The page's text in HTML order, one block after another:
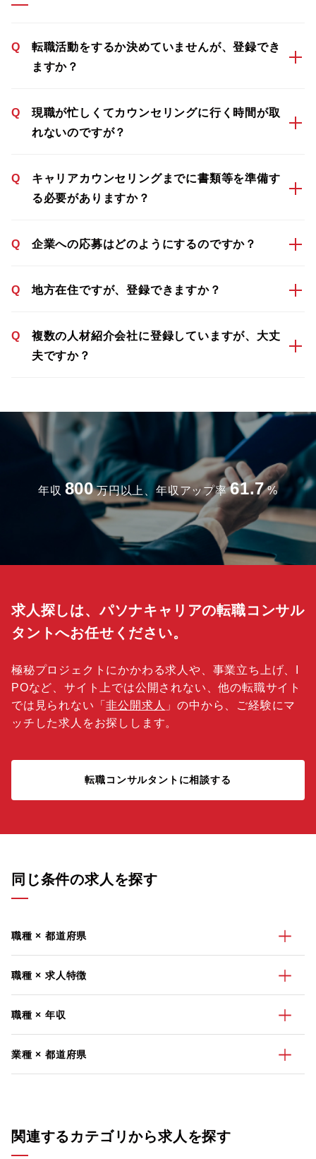
Q
転職活動をするか決めていませんが、登録でき
ますか？
Q
現職が忙しくてカウンセリングに行く時間が取
れないのですが？
Q
キャリアカウンセリングまでに書類等を準備す
る必要がありますか？
Q 企業への応募はどのようにするのですか？
Q 地方在住ですが、登録できますか？
Q
複数の人材紹介会社に登録していますが、大丈
夫ですか？
年収 800 万円以上、年収アップ率 61.7 %
求人探しは、パソナキャリアの転職コンサル
タントへお任せください。
極秘プロジェクトにかかわる求人や、事業立ち上げ、I
POなど、サイト上では公開されない、他の転職サイト
では見られない「非公開求人 」の中から、ご経験にマ
ッチした求人をお探しします。
転職コンサルタントに相談する
同じ条件の求人を探す
職種 × 都道府県
職種 × 求人特徴
職種 × 年収
業種 × 都道府県
関連するカテゴリから求人を探す